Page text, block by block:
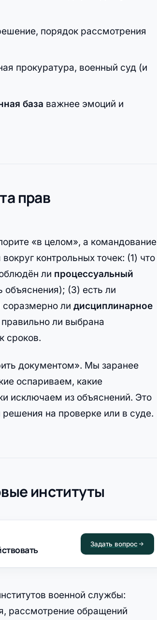
порядок рассмотрения
прокуратура, военный суд (и
база важнее эмоций и
прав
«в целом», а командование
контрольных точек: (1) что
ли процессуальный
объяснения); (3) есть ли
соразмерно ли дисциплинарное
ли выбрана
сроков.
документом». Мы заранее
оспариваем, какие
исключаем из объяснений. Это
на проверке или в суде.
институты
Задать вопрос
военной службы:
рассмотрение обращений